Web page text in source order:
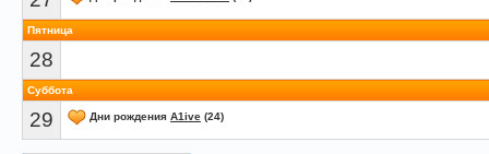
Пятница
28
Суббота
29 Дни рождения A1ive (24)